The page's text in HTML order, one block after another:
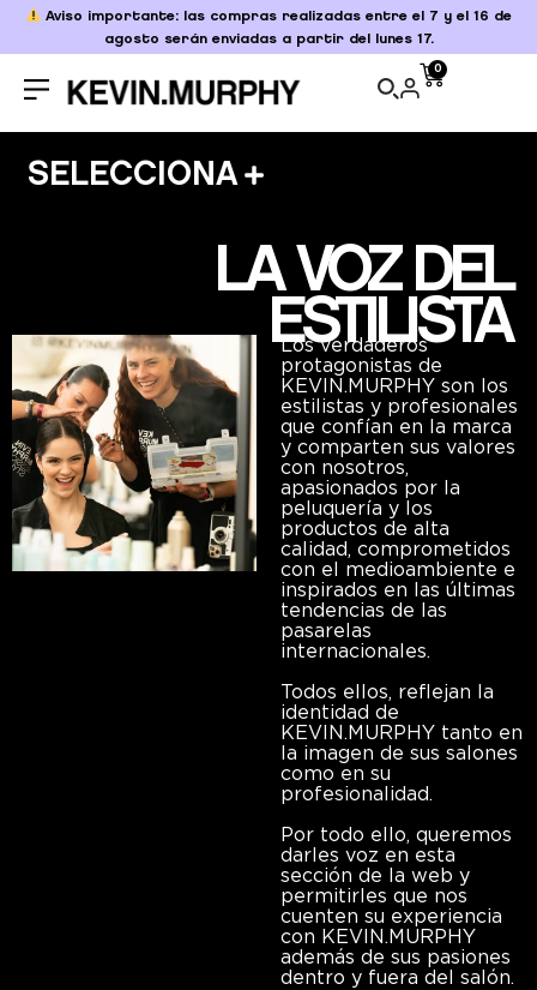
Aviso importante: las compras realizadas entre el 7 y el 16 de
agosto serán enviadas a partir del lunes 17.
0
SELECCIONA
LA VOZ DEL
ESTILISTA
Los verdaderos
protagonistas de
KEVIN.MURPHY son los
estilistas y profesionales
que confían en la marca
y comparten sus valores
con nosotros,
apasionados por la
peluquería y los
productos de alta
calidad, comprometidos
con el medioambiente e
inspirados en las últimas
tendencias de las
pasarelas
internacionales.
Todos ellos, reflejan la
identidad de
KEVIN.MURPHY tanto en
la imagen de sus salones
como en su
profesionalidad.
Por todo ello, queremos
darles voz en esta
sección de la web y
permitirles que nos
cuenten su experiencia
con KEVIN.MURPHY
además de sus pasiones
dentro y fuera del salón.